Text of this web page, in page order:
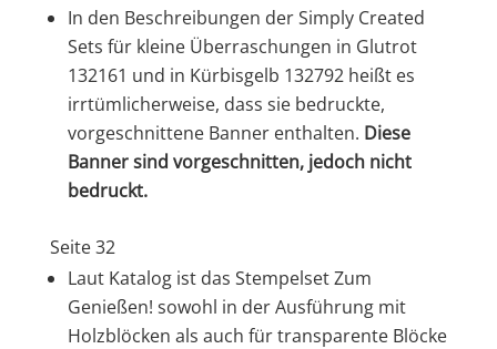
In den Beschreibungen der Simply Created
Sets für kleine Überraschungen in Glutrot
132161 und in Kürbisgelb 132792 heißt es
irrtümlicherweise, dass sie bedruckte,
vorgeschnittene Banner enthalten. Diese
Banner sind vorgeschnitten, jedoch nicht
bedruckt.
Seite 32
Laut Katalog ist das Stempelset Zum
Genießen! sowohl in der Ausführung mit
Holzblöcken als auch für transparente Blöcke